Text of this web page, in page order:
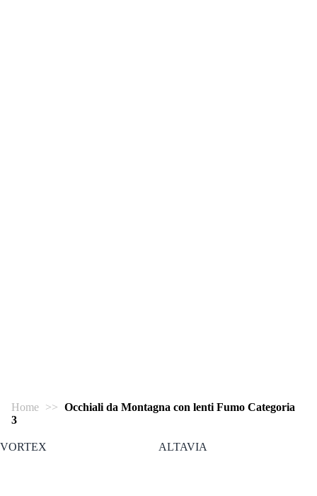
Home >> Occhiali da Montagna con lenti Fumo Categoria
3
VORTEX ALTAVIA